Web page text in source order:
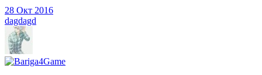
28 Окт 2016
dagdagd